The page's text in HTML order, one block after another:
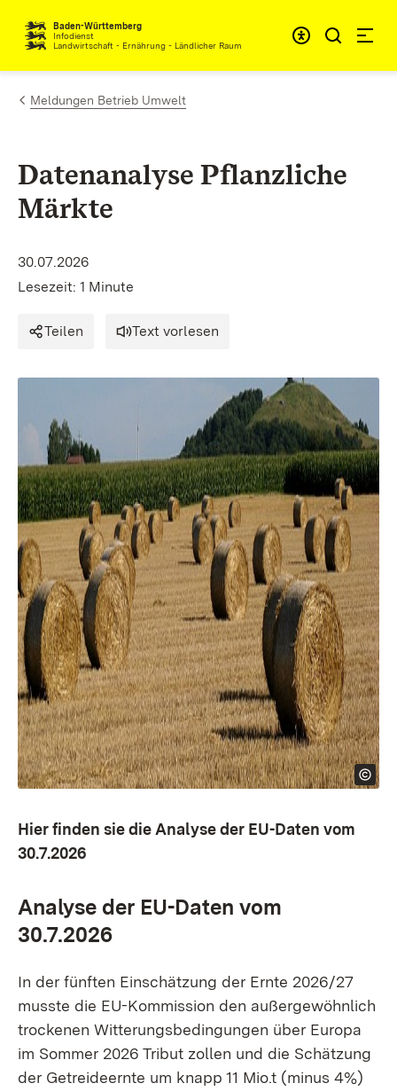
Zum Inhalt springen
Baden-Württemberg
Infodienst
Landwirtschaft - Ernährung - Ländlicher Raum
Meldungen Betrieb Umwelt
Datenanalyse Pflanzliche
Märkte
30.07.2026
Lesezeit: 1 Minute
Teilen Text vorlesen
Hier finden sie die Analyse der EU-Daten vom
30.7.2026
Analyse der EU-Daten vom
30.7.2026
In der fünften Einschätzung der Ernte 2026/27
musste die EU-Kommission den außergewöhnlich
trockenen Witterungsbedingungen über Europa
im Sommer 2026 Tribut zollen und die Schätzung
der Getreideernte um knapp 11 Mio.t (minus 4%)